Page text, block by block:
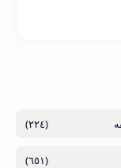
(٢٢٤)
(٦٥١)